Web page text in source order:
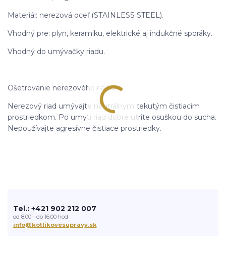
Materiál: nerezová oceľ (STAINLESS STEEL).
Vhodný pre: plyn, keramiku, elektrické aj indukčné sporáky.
Vhodný do umývačky riadu.
Ošetrovanie nerezového riadu:
Nerezový riad umývajte neutrálnym tekutým čistiacim
prostriedkom. Po umytí riad dobre utrite osuškou do sucha.
Nepoužívajte agresívne čistiace prostriedky.
Tel.: +421 902 212 007
od 8:00 - do 16:00 hod
info@kotlikovesupravy.sk